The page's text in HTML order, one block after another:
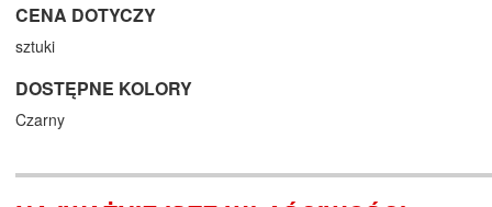
CENA DOTYCZY
sztuki
DOSTĘPNE KOLORY
Czarny